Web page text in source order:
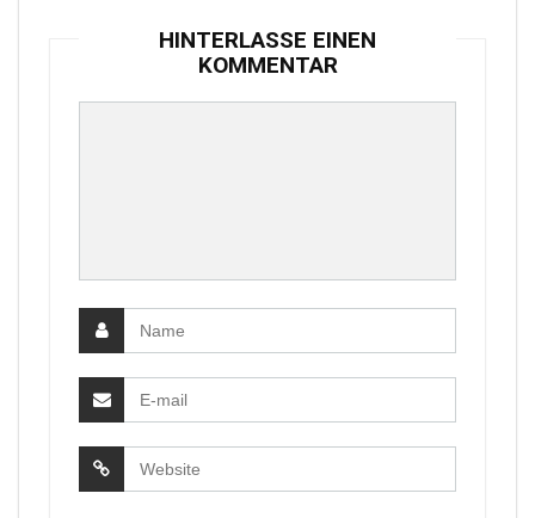
HINTERLASSE EINEN
KOMMENTAR